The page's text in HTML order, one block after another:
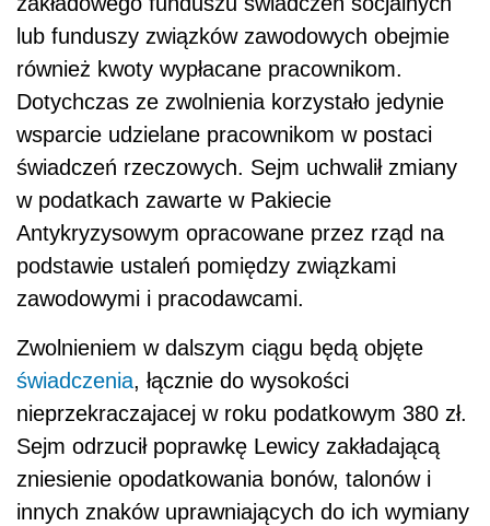
lub funduszy związków zawodowych obejmie
również kwoty wypłacane pracownikom.
Dotychczas ze zwolnienia korzystało jedynie
wsparcie udzielane pracownikom w postaci
świadczeń rzeczowych. Sejm uchwalił zmiany
w podatkach zawarte w Pakiecie
Antykryzysowym opracowane przez rząd na
podstawie ustaleń pomiędzy związkami
zawodowymi i pracodawcami.
Zwolnieniem w dalszym ciągu będą objęte
świadczenia, łącznie do wysokości
nieprzekraczajacej w roku podatkowym 380 zł.
Sejm odrzucił poprawkę Lewicy zakładającą
zniesienie opodatkowania bonów, talonów i
innych znaków uprawniających do ich wymiany